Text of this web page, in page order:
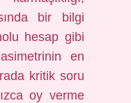
bir bilgi
hesap gibi
en
kritik soru
oy verme